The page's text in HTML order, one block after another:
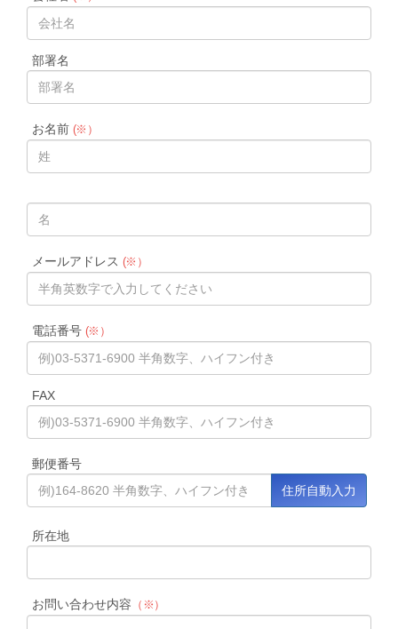
部署名
お名前(※）
メールアドレス (※）
電話番号(※）
FAX
郵便番号
所在地
お問い合わせ内容 （※）